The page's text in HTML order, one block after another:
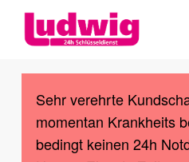
Skip
content
Sehr verehrte
momentan Krankheits
bedingt keinen 24h